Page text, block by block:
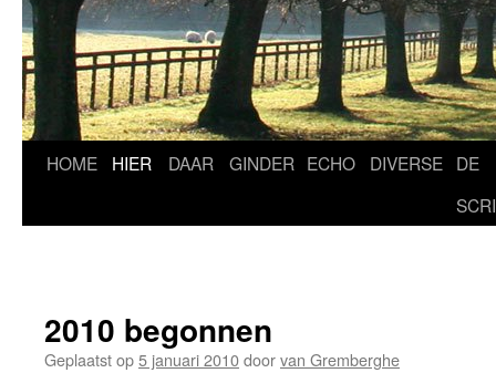
HOME HIER DAAR GINDER ECHO DIVERSE DE
2010 begonnen
Geplaatst op5 januari 2010doorvan Gremberghe